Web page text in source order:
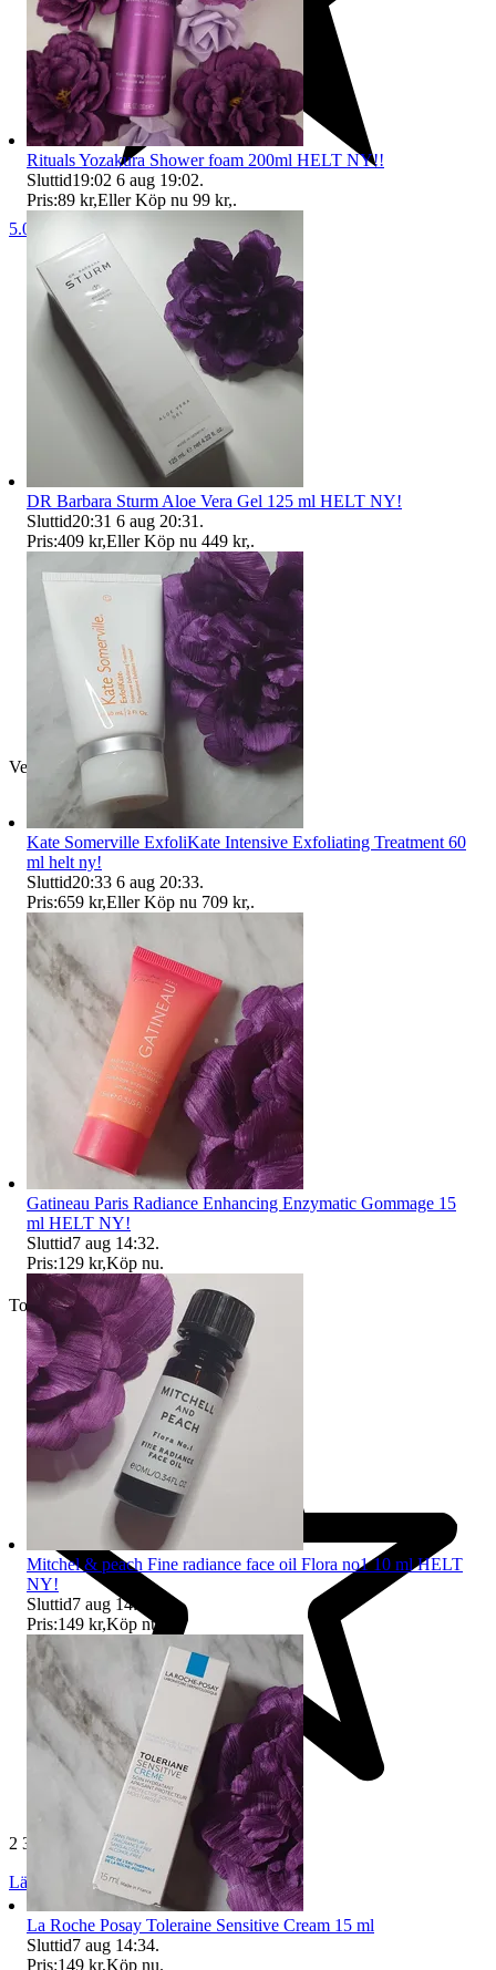
5.0
Verifierad
Toppsäljare
2 353 omdömen
Läs omdömen Följ
Rituals Yozakura Shower foam 200ml HELT NY!!
Sluttid19:02 6 aug 19:02.
Pris:89 kr,Eller Köp nu 99 kr,.
DR Barbara Sturm Aloe Vera Gel 125 ml HELT NY!
Sluttid20:31 6 aug 20:31 .
Pris:409 kr,Eller Köp nu 449 kr,.
Kate Somerville ExfoliKate Intensive Exfoliating Treatment 60
ml helt ny!
Sluttid20:33 6 aug 20:33.
Pris:659 kr,Eller Köp nu 709 kr,.
Gatineau Paris Radiance Enhancing Enzymatic Gommage 15
ml HELT NY!
Sluttid7 aug 14:32.
Pris:129 kr,Köp nu.
Mitchel & peach Fine radiance face oil Flora no1 10 ml HELT
NY!
Sluttid7 aug 14:33
Pris:149 kr,Köp nu
La Roche Posay Toleraine Sensitive Cream 15 ml
Sluttid7 aug 14:34.
Pris:149 kr,Köp nu.